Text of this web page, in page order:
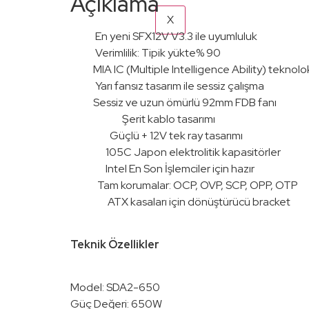
X
En yeni SFX12V V3.3 ile uyumluluk
Verimlilik: Tipik yükte% 90
MIA IC (Multiple Intelligence Ability)
Yarı fansız tasarım ile sessiz çalışma
Sessiz ve uzun ömürlü 92mm FDB fanı
Şerit kablo tasarımı
Güçlü + 12V tek ray tasarımı
105C Japon elektrolitik kapasitörler
Intel En Son İşlemciler için hazır
Tam korumalar: OCP, OVP, SCP, OPP, OTP
ATX kasaları için dönüştürücü bracket
Teknik Özellikler
Model: SDA2-650
Güç Değeri: 650W